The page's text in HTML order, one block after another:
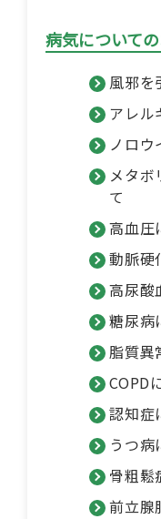
病気について
風邪を
アレル
ノロウ
メタボ
て
高血圧
動脈硬
高尿酸
糖尿病
脂質異
COPD
認知症
うつ病
骨粗鬆
前立腺